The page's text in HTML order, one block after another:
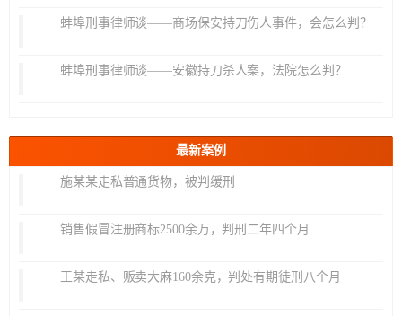
蚌埠刑事律师谈——商场保安持刀伤人事件，会怎么判？
蚌埠刑事律师谈——安徽持刀杀人案，法院怎么判？
最新案例
施某某走私普通货物，被判缓刑
销售假冒注册商标2500余万，判刑二年四个月
王某走私、贩卖大麻160余克，判处有期徒刑八个月